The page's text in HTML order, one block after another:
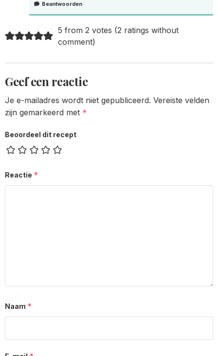
Beantwoorden
5 from 2 votes (2 ratings without
comment)
Geef een reactie
Je e-mailadres wordt niet gepubliceerd. Vereiste velden
zijn gemarkeerd met *
Beoordeel dit recept
Reactie *
Naam *